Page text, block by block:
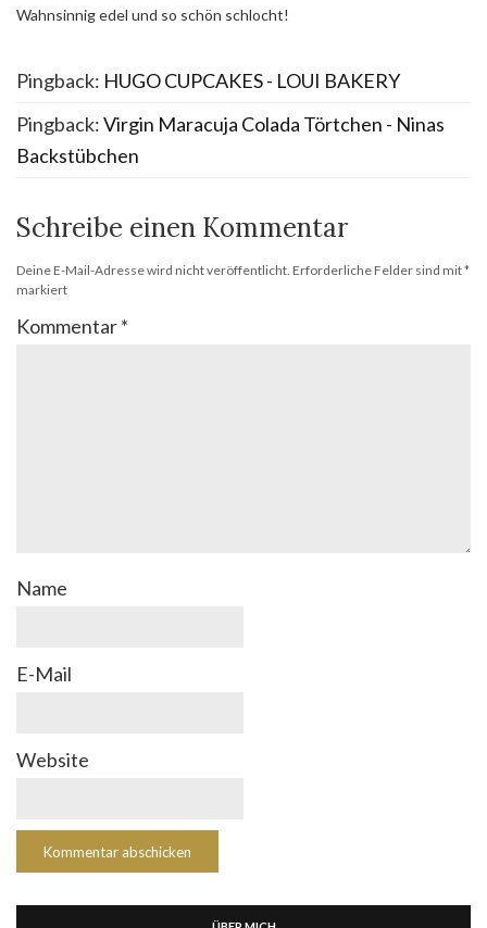
Wahnsinnig edel und so schön schlocht!
Pingback: HUGO CUPCAKES - LOUI BAKERY
Pingback:Virgin Maracuja Colada Törtchen - Ninas
Backstübchen
Schreibe einen Kommentar
Deine E-Mail-Adresse wird nicht veröffentlicht. Erforderliche Felder sind mit*
markiert
Kommentar*
Name
E-Mail
Website